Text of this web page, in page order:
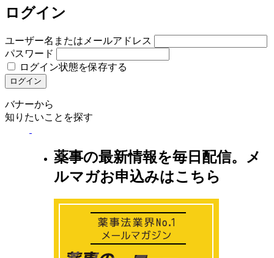
ログイン
ユーザー名またはメールアドレス
パスワード
ログイン状態を保存する
ログイン
バナーから
知りたいことを探す
薬事の最新情報を毎日配信。メ
ルマガお申込みはこちら